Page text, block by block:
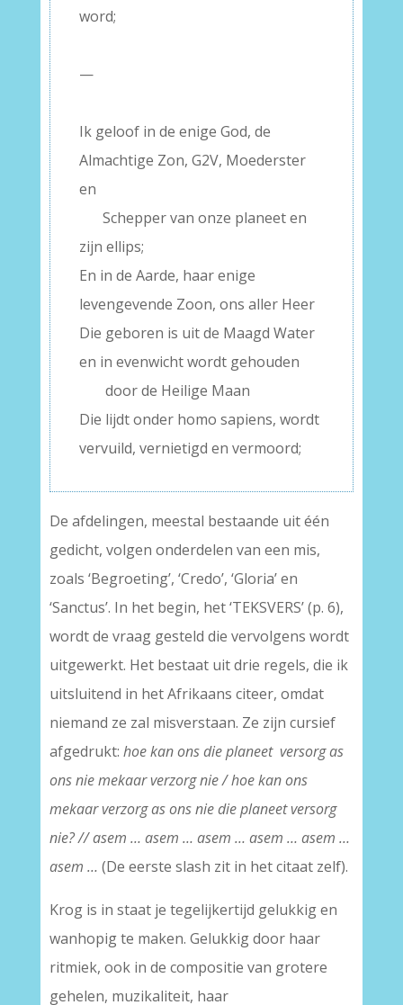
word;
—
Ik geloof in de enige God, de
Almachtige Zon, G2V, Moederster
en
Schepper van onze planeet en
zijn ellips;
En in de Aarde, haar enige
levengevende Zoon, ons aller Heer
Die geboren is uit de Maagd Water
en in evenwicht wordt gehouden
door de Heilige Maan
Die lijdt onder homo sapiens, wordt
vervuild, vernietigd en vermoord;
De afdelingen, meestal bestaande uit één
gedicht, volgen onderdelen van een mis,
zoals ‘Begroeting’, ‘Credo’, ‘Gloria’ en
‘Sanctus’. In het begin, het ‘TEKSVERS’ (p. 6),
wordt de vraag gesteld die vervolgens wordt
uitgewerkt. Het bestaat uit drie regels, die ik
uitsluitend in het Afrikaans citeer, omdat
niemand ze zal misverstaan. Ze zijn cursief
afgedrukt: hoe kan ons die planeet versorg as
ons nie mekaar verzorg nie / hoe kan ons
mekaar verzorg as ons nie die planeet versorg
nie? // asem … asem … asem … asem … asem …
asem … (De eerste slash zit in het citaat zelf).
Krog is in staat je tegelijkertijd gelukkig en
wanhopig te maken. Gelukkig door haar
ritmiek, ook in de compositie van grotere
gehelen, muzikaliteit, haar